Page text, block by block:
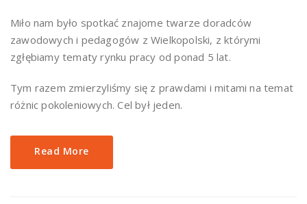
Miło nam było spotkać znajome twarze doradców
zawodowych i pedagogów z Wielkopolski, z którymi
zgłębiamy tematy rynku pracy od ponad 5 lat.
Tym razem zmierzyliśmy się z prawdami i mitami na temat
różnic pokoleniowych. Cel był jeden.
Read More